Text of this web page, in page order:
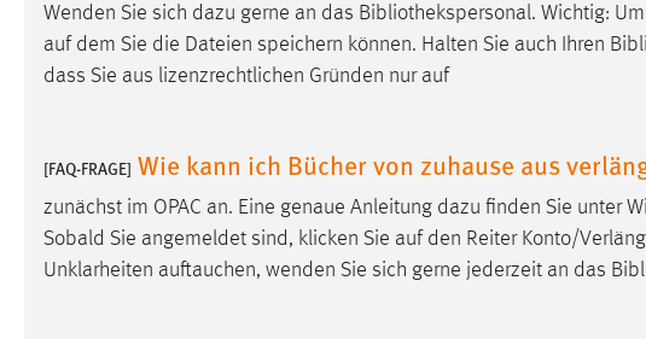
Wenden Sie sich dazu gerne an das Bibliothekspersonal. Wichtig:
auf dem Sie die Dateien speichern können. Halten Sie auch Ihren
dass Sie aus lizenzrechtlichen Gründen nur auf
[FAQ-FRAGE] Wie kann ich Bücher von zuhause aus
zunächst im OPAC an. Eine genaue Anleitung dazu finden Sie unter
Sobald Sie angemeldet sind, klicken Sie auf den Reiter Konto/
Unklarheiten auftauchen, wenden Sie sich gerne jederzeit an das
STATISTIK
Statistik Cookies erfassen Informationen anonym.
Diese Informationen helfen uns zu verstehen, wie
Matomo
Name: _pk_ref, _pk_cvar, _pk_id, _pk_ses
Zweck: Zugriffsstatistik